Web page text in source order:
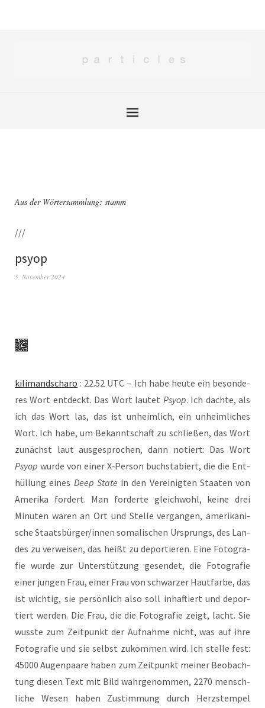
Aus der Wörtersammlung: stamm
///
psyop
5. November 2024
kili­man­dscha­ro : 22.52 UTC – Ich habe heu­te ein beson­de­
res Wort ent­deckt. Das Wort lau­tet Psyop. Ich dach­te, als
ich das Wort las, das ist unheim­lich, ein unheim­li­ches
Wort. Ich habe, um Bekannt­schaft zu schlie­ßen, das Wort
zunächst laut aus­ge­spro­chen, dann notiert: Das Wort
Psyop wur­de von einer X‑Person buch­sta­biert, die die Ent­
hül­lung eines Deep Sta­te in den Ver­ei­nig­ten Staa­ten von
Ame­ri­ka for­dert. Man for­der­te gleich­wohl, kei­ne drei
Minu­ten waren an Ort und Stel­le ver­gan­gen, ame­ri­ka­ni­
sche Staatsbürger/innen soma­li­schen Ursprungs, des Lan­
des zu ver­wei­sen, das heißt zu depor­tie­ren. Eine Foto­gra­
fie wur­de zur Unter­stüt­zung gesen­det, die Foto­gra­fie
einer jun­gen Frau, einer Frau von schwar­zer Haut­far­be, das
ist wich­tig, sie per­sön­lich also soll inhaf­tiert und depor­
tiert wer­den. Die Frau, die die Foto­gra­fie zeigt, lacht. Sie
wuss­te zum Zeit­punkt der Auf­nah­me nicht, was auf ihre
Foto­gra­fie und sie selbst zukom­men wird. Ich stel­le fest:
45000 Augen­paa­re haben zum Zeit­punkt mei­ner Beob­ach­
tung die­sen Text mit Bild wahr­ge­nom­men, 2270 mensch­
li­che Wesen haben Zustim­mung durch Herz­stem­pel